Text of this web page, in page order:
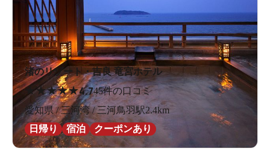
渚のリゾート・吉良 竜宮ホテル
★★★★★4.745件の口コミ
愛知県 / 三河湾 / 三河鳥羽駅2.4km
日帰り
宿泊 クーポンあり